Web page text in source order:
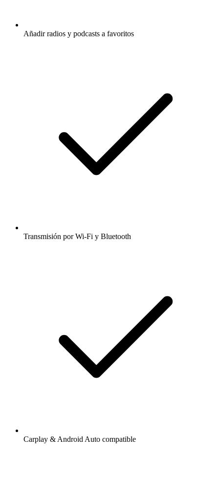
Añadir radios y podcasts a favoritos
Transmisión por Wi-Fi y Bluetooth
Carplay & Android Auto compatible